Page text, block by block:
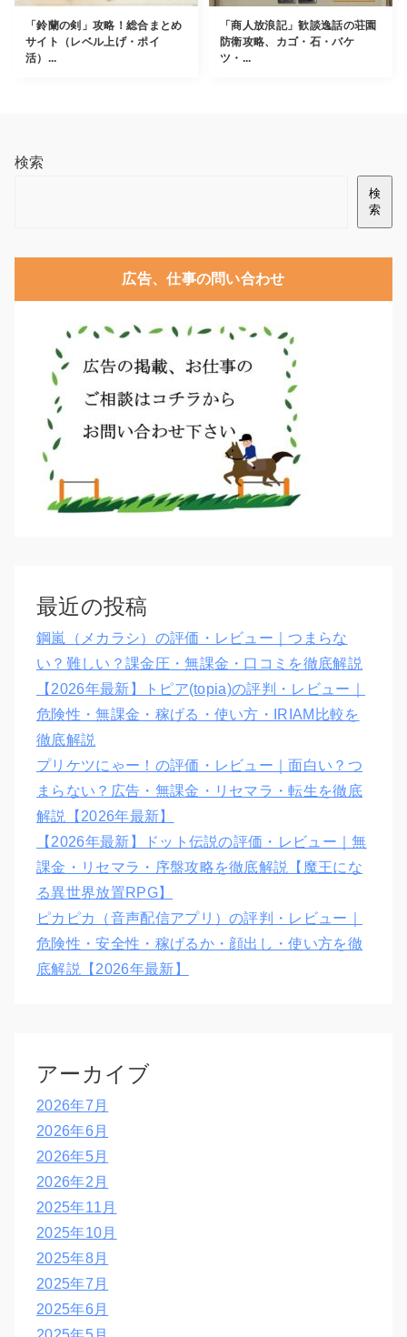
「鈴蘭の剣」攻略！総合まとめ
サイト（レベル上げ・ポイ
活）...
「商人放浪記」歓談逸話の荘園
防衛攻略、カゴ・石・バケ
ツ・...
検索
検
索
広告、仕事の問い合わせ
最近の投稿
鋼嵐（メカラシ）の評価・レビュー｜つまらな
い？難しい？課金圧・無課金・口コミを徹底解説
【2026年最新】トピア(topia)の評判・レビュー｜
危険性・無課金・稼げる・使い方・IRIAM比較を
徹底解説
プリケツにゃー！の評価・レビュー｜面白い？つ
まらない？広告・無課金・リセマラ・転生を徹底
解説【2026年最新】
【2026年最新】ドット伝説の評価・レビュー｜無
課金・リセマラ・序盤攻略を徹底解説【魔王にな
る異世界放置RPG】
ピカピカ（音声配信アプリ）の評判・レビュー｜
危険性・安全性・稼げるか・顔出し・使い方を徹
底解説【2026年最新】
アーカイブ
2026年7月
2026年6月
2026年5月
2026年2月
2025年11月
2025年10月
2025年8月
2025年7月
2025年6月